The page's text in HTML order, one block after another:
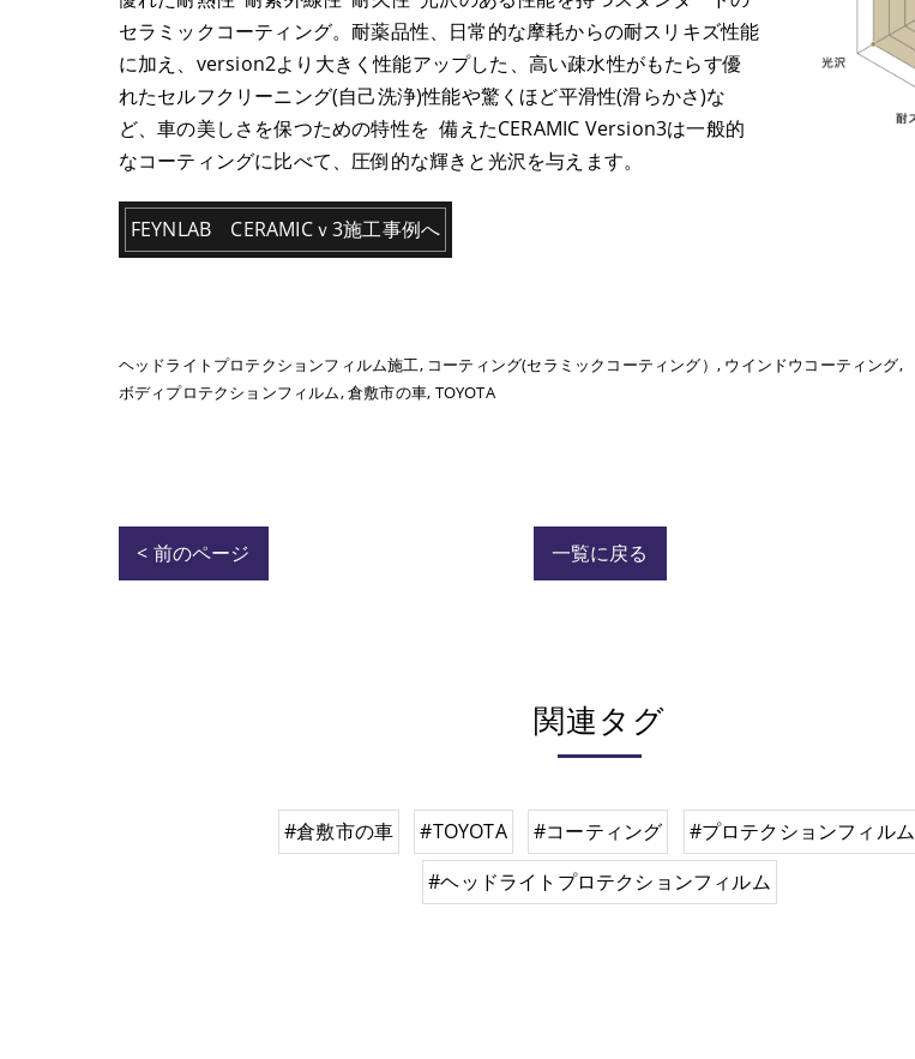
セラミックコーティング。耐薬品性、日常的な摩耗からの耐スリキズ性能
に加え、version2より大きく性能アップした、高い疎水性がもたらす優
れたセルフクリーニング(自己洗浄)性能や驚くほど平滑性(滑らかさ)な
ど、車の美しさを保つための特性を 備えたCERAMIC Version3は一般的
なコーティングに比べて、圧倒的な輝きと光沢を与えます。
FEYNLAB CERAMICｖ3施工事例へ
ヘッドライトプロテクションフィルム施工 コーティング(セラミックコーティング）
ウインドウコーティング
ボディプロテクションフィルム 倉敷市の車 TOYOTA
< 前のページ 一覧に戻る
関連タグ
#倉敷市の車 #TOYOTA #コーティング
#プロテクションフィルム
#ヘッドライトプロテクションフィルム